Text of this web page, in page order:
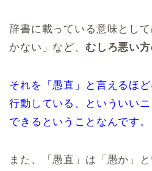
辞書に載っている意味とし
かない」など、 むしろ悪い方
それを「愚直」と言えるほ
行動している、といういい
できるということなんです。
また、「愚直」は「愚か」